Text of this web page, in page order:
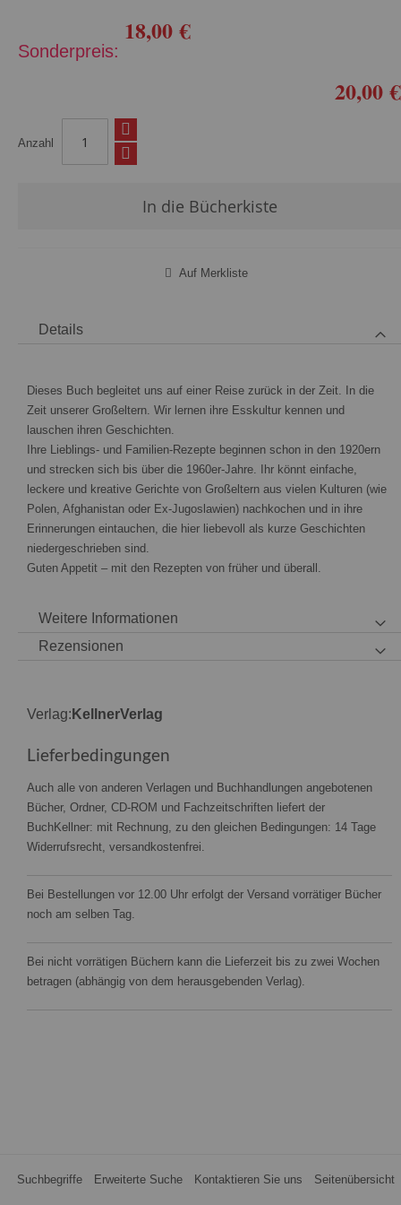
Sonderpreis
18,00 €
20,00 €
Anzahl
In die Bücherkiste
Auf Merkliste
Details
Dieses Buch begleitet uns auf einer Reise zurück in der Zeit. In die
Zeit unserer Großeltern. Wir lernen ihre Esskultur kennen und
lauschen ihren Geschichten.
Ihre Lieblings- und Familien-Rezepte beginnen schon in den 1920ern
und strecken sich bis über die 1960er-Jahre. Ihr könnt einfache,
leckere und kreative Gerichte von Großeltern aus vielen Kulturen (wie
Polen, Afghanistan oder Ex-Jugoslawien) nachkochen und in ihre
Erinnerungen eintauchen, die hier liebevoll als kurze Geschichten
niedergeschrieben sind.
Guten Appetit – mit den Rezepten von früher und überall.
Weitere Informationen
Rezensionen
Verlag:KellnerVerlag
Lieferbedingungen
Auch alle von anderen Verlagen und Buchhandlungen angebotenen
Bücher, Ordner, CD-ROM und Fachzeitschriften liefert der
BuchKellner: mit Rechnung, zu den gleichen Bedingungen: 14 Tage
Widerrufsrecht, versandkostenfrei.
Bei Bestellungen vor 12.00 Uhr erfolgt der Versand vorrätiger Bücher
noch am selben Tag.
Bei nicht vorrätigen Büchern kann die Lieferzeit bis zu zwei Wochen
betragen (abhängig von dem herausgebenden Verlag).
Suchbegriffe Erweiterte Suche Kontaktieren Sie uns Seitenübersicht